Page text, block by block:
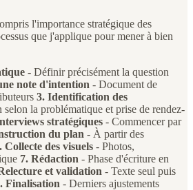
l'importance stratégique des
que j'applique pour mener à bien
- Définir précisément la question
note d'intention - Document de
3. Identification des
selon la problématique et prise de rendez-
stratégiques - Commencer par
du plan - À partir des
Collecte des visuels - Photos,
7. Rédaction - Phase d'écriture en
et validation - Texte seul puis
Finalisation - Derniers ajustements